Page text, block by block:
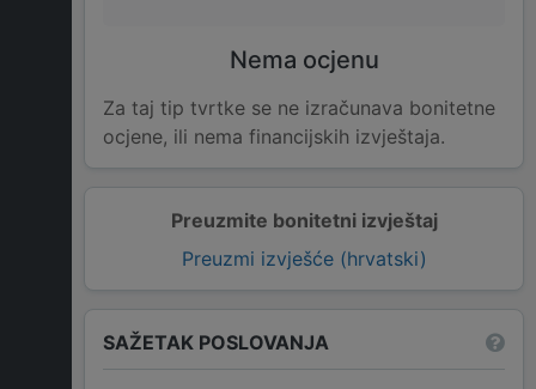
Preuzmite bonitetni izvještaj
Preuzmi izvješće (hrvatski)
Nema ocjenu
Za taj tip tvrtke se ne izračunava bonitetne
ocjene, ili nema financijskih izvještaja.
SAŽETAK POSLOVANJA